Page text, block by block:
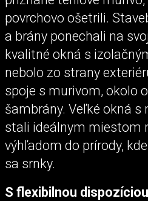
povrchovo ošetrili.
a brány ponechali na
kvalitné okná s
nebolo zo strany
spoje s murivom, okolo
šambrány. Veľké okná
stali ideálnym miestom
výhľadom do prírody,
sa srnky.
S flexibilnou dispozíciou